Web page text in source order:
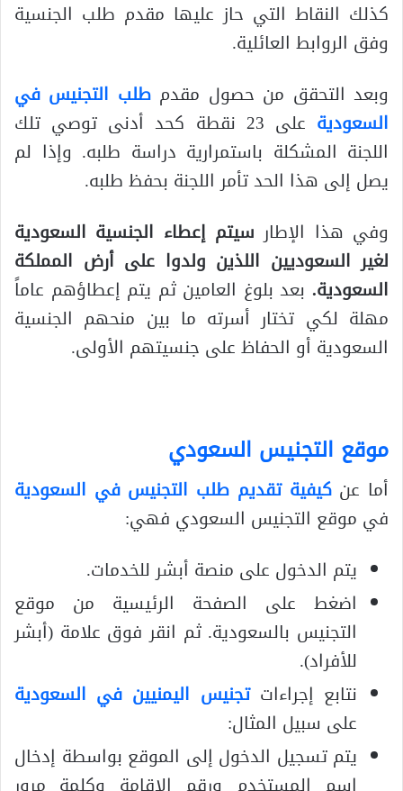
كذلك النقاط التي حاز عليها مقدم طلب الجنسية
وفق الروابط العائلية.
وبعد التحقق من حصول مقدمطلب التجنيس في
السعودية
على 23 نقطة كحد أدنى توصي تلك
اللجنة المشكلة باستمرارية دراسة طلبه. وإذا لم
يصل إلى هذا الحد تأمر اللجنة بحفظ طلبه.
وفي هذا الإطار سيتم إعطاء الجنسية السعودية
لغير السعوديين اللذين ولدوا على أرض المملكة
السعودية. بعد بلوغ العامين ثم يتم إعطاؤهم عاماً
مهلة لكي تختار أسرته ما بين منحهم الجنسية
السعودية أو الحفاظ على جنسيتهم الأولى.
موقع التجنيس السعودي
أما عنكيفية تقديم طلب التجنيس في السعودية
في موقع التجنيس السعودي فهي:
يتم الدخول على منصة أبشر للخدمات.
اضغط على الصفحة الرئيسية من موقع
التجنيس بالسعودية. ثم انقر فوق علامة (أبشر
للأفراد).
نتابع إجراءات تجنيس اليمنيين في السعودية
على سبيل المثال:
يتم تسجيل الدخول إلى الموقع بواسطة إدخال